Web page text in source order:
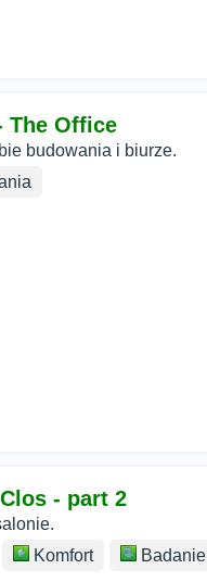
The Office
budowania i biurze.
- part 2
Komfort
Badanie